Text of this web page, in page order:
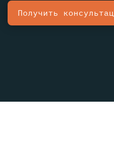
Получить